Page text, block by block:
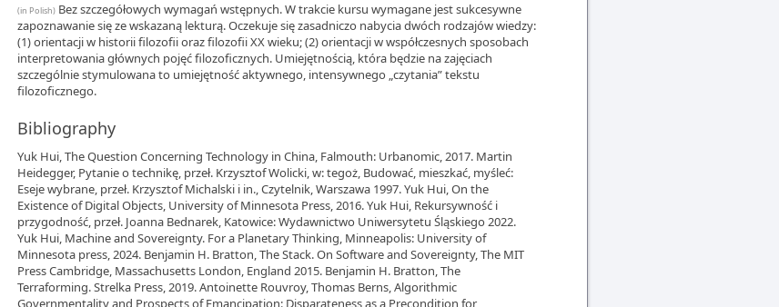
(in Polish) Bez szczegółowych wymagań wstępnych. W trakcie kursu wymagane jest sukcesywne
zapoznawanie się ze wskazaną lekturą. Oczekuje się zasadniczo nabycia dwóch rodzajów wiedzy:
(1) orientacji w historii filozofii oraz filozofii XX wieku; (2) orientacji w współczesnych sposobach
interpretowania głównych pojęć filozoficznych. Umiejętnością, która będzie na zajęciach
szczególnie stymulowana to umiejętność aktywnego, intensywnego „czytania” tekstu
filozoficznego.
Bibliography
Yuk Hui, The Question Concerning Technology in China, Falmouth: Urbanomic, 2017. Martin
Heidegger, Pytanie o technikę, przeł. Krzysztof Wolicki, w: tegoż, Budować, mieszkać, myśleć:
Eseje wybrane, przeł. Krzysztof Michalski i in., Czytelnik, Warszawa 1997. Yuk Hui, On the
Existence of Digital Objects, University of Minnesota Press, 2016. Yuk Hui, Rekursywność i
przygodność, przeł. Joanna Bednarek, Katowice: Wydawnictwo Uniwersytetu Śląskiego 2022.
Yuk Hui, Machine and Sovereignty. For a Planetary Thinking, Minneapolis: University of
Minnesota press, 2024. Benjamin H. Bratton, The Stack. On Software and Sovereignty, The MIT
Press Cambridge, Massachusetts London, England 2015. Benjamin H. Bratton, The
Terraforming. Strelka Press, 2019. Antoinette Rouvroy, Thomas Berns, Algorithmic
Governmentality and Prospects of Emancipation: Disparateness as a Precondition for